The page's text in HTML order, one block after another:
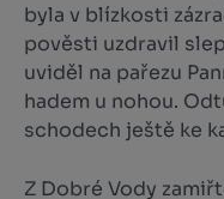
byla v blízkosti
pověsti uzdravil
uviděl na pařezu
hadem u nohou.
schodech ještě ke
Z Dobré Vody